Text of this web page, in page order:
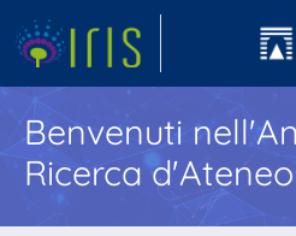
Benvenuti
Ricerca d'Ateneo